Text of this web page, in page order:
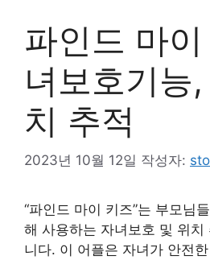
파인드 마
녀보호기능
치 추적
2023년 10월 12일 작성자:
“파인드 마이 키즈”는 부모님
해 사용하는 자녀보호 및 위치
니다. 이 어플은 자녀가 안전